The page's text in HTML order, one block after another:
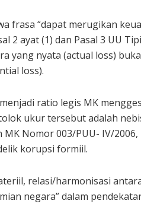
frasa “dapat merugikan
2 ayat (1) dan Pasal 3 UU
yang nyata (actual loss)
loss).
ratio legis MK
ukur tersebut adalah
Nomor 003/PUU- IV/
korupsi formiil.
relasi/harmonisasi
negara” dalam